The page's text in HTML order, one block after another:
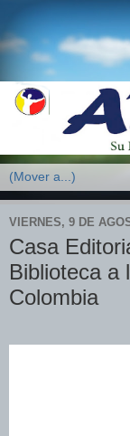
VIERNES, 9 DE
Casa
Biblioteca a
Colombia